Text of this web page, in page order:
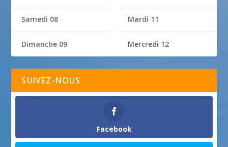
Samedi 08
Dimanche 09
Mardi 11
Mercredi 12
SUIVEZ-NOUS
Facebook